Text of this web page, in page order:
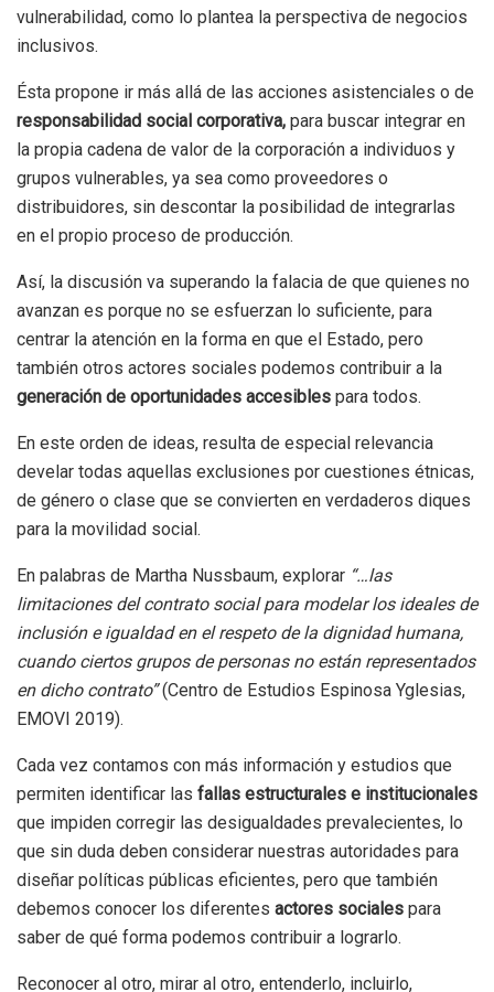
vulnerabilidad, como lo plantea la perspectiva de negocios
inclusivos.
Ésta propone ir más allá de las acciones asistenciales o de
responsabilidad social corporativa, para buscar integrar en
la propia cadena de valor de la corporación a individuos y
grupos vulnerables, ya sea como proveedores o
distribuidores, sin descontar la posibilidad de integrarlas
en el propio proceso de producción.
Así, la discusión va superando la falacia de que quienes no
avanzan es porque no se esfuerzan lo suficiente, para
centrar la atención en la forma en que el Estado, pero
también otros actores sociales podemos contribuir a la
generación de oportunidades accesibles para todos.
En este orden de ideas, resulta de especial relevancia
develar todas aquellas exclusiones por cuestiones étnicas,
de género o clase que se convierten en verdaderos diques
para la movilidad social.
En palabras de Martha Nussbaum, explorar “…las
limitaciones del contrato social para modelar los ideales de
inclusión e igualdad en el respeto de la dignidad humana,
cuando ciertos grupos de personas no están representados
en dicho contrato”(Centro de Estudios Espinosa Yglesias,
EMOVI 2019).
Cada vez contamos con más información y estudios que
permiten identificar las fallas estructurales e institucionales
que impiden corregir las desigualdades prevalecientes, lo
que sin duda deben considerar nuestras autoridades para
diseñar políticas públicas eficientes, pero que también
debemos conocer los diferentes actores sociales para
saber de qué forma podemos contribuir a lograrlo.
Reconocer al otro, mirar al otro, entenderlo, incluirlo,